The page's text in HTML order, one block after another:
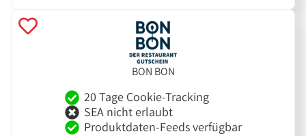
BON BON
20 Tage Cookie-Tracking
SEA nicht erlaubt
Produktdaten-Feeds verfügbar